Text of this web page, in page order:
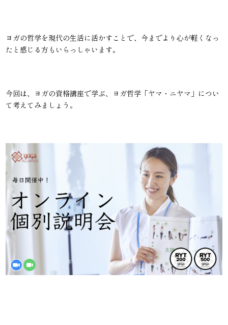
ヨガの哲学を現代の生活に活かすことで、今までより心が軽くなっ
たと感じる方もいらっしゃいます。
今回は、ヨガの資格講座で学ぶ、ヨガ哲学「ヤマ・ニヤマ」につい
て考えてみましょう。